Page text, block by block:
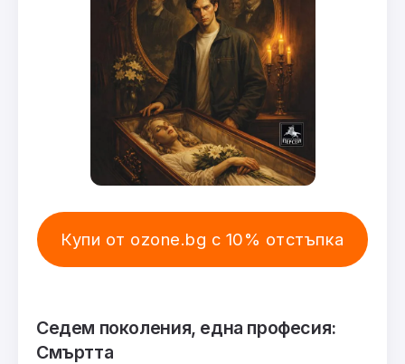
Купи от ozone.bg с 10% отстъпка
Седем поколения, една професия:
Смъртта